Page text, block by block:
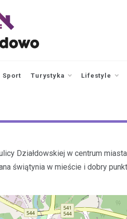
Sport Turystyka Lifestyle
Działdowskiej w centrum
świątynia w mieście i dobry